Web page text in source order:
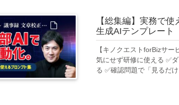
【総集編】実務で
生成AIテンプレート
【キノクエストforBizサ
気にせず研修に使える ✅
る ✅確認問題で「見るだ